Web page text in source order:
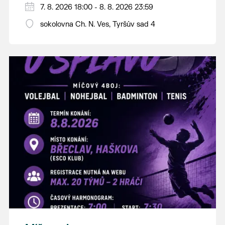
PÁTEK 7. srpna
18:00 - ruční stavění máje
14:00 - krojový průvod pro stárky od
hostince “U Buvola”
16:00 - odpolední zábava na sokolovně
21:00 - večerní zábava
K tanci a poslechu bude hrát DH
Lanžhotčané.
Těšíme se na Vás!
7. 8. 2026 18:00 - 8. 8. 2026 23:59
sokolovna Ch. N. Ves, Tyršův sad 4